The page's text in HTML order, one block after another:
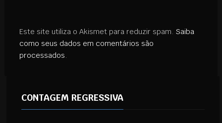
Este site utiliza o Akismet para reduzir spam. Saiba
como seus dados em comentários são
processados.
CONTAGEM REGRESSIVA